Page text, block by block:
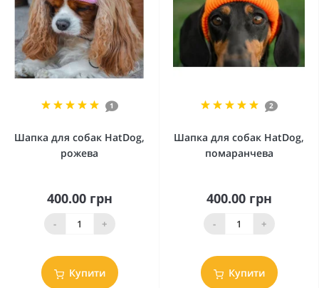
1
Шапка для собак HatDog,
рожева
400.00 грн
- +
Купити
2
Шапка для собак HatDog,
помаранчева
400.00 грн
- +
Купити